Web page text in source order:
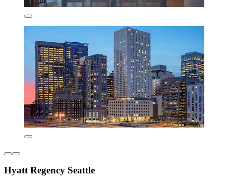
Hyatt Regency Seattle